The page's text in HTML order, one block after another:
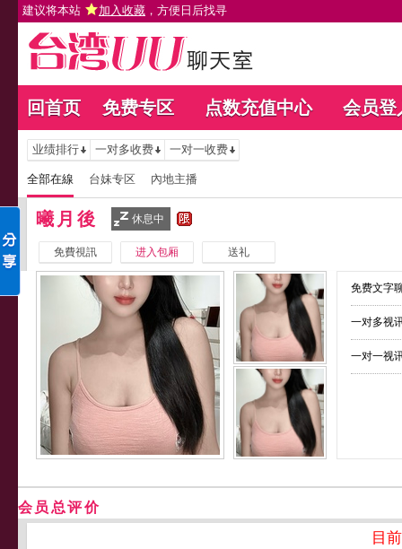
建议将本站 加入收藏 ，方便日后找寻
回首页 免费专区 点数充值中心 会员登
业绩排行 一对多收费 一对一收费
全部在線 台妹专区 內地主播
曦月後 休息中
免費視訊 进入包厢 送礼
免费文字
一对多视
一对一视
会员总评价
目